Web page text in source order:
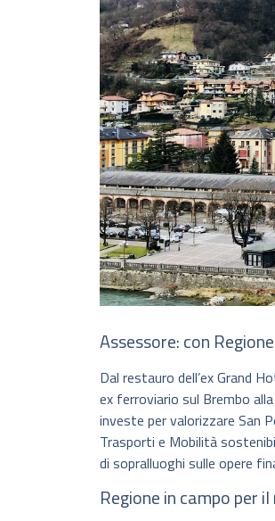
Assessore: con
Dal restauro dell’ex Grand
ex ferroviario sul Brembo
investe per valorizzare San
Trasporti e Mobilità
di sopralluoghi sulle opere
Regione in campo per